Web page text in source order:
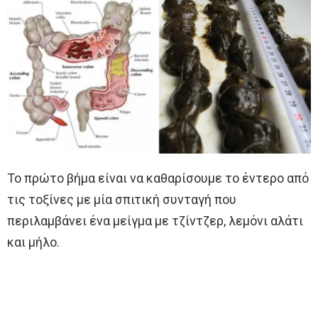
Το πρώτο βήμα είναι να καθαρίσουμε το έντερο από
τις τοξίνες με μία σπιτική συνταγή που
περιλαμβάνει ένα μείγμα με τζίντζερ, λεμόνι αλάτι
και μήλο.